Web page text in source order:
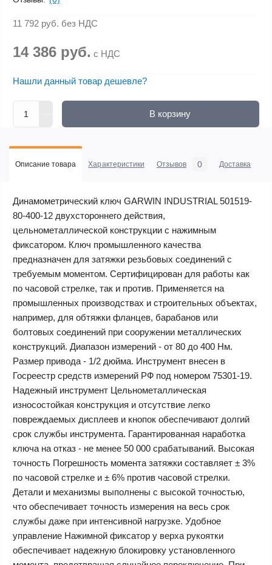
11 792 руб. без НДС
14 386 руб. с НДС
Нашли данный товар дешевле?
В корзину
Описание товара Характеристики Отзывов 0 Доставка
Динамометрический ключ GARWIN INDUSTRIAL 501519-
80-400-12 двухстороннего действия,
цельнометаллической конструкции с нажимным
фиксатором. Ключ промышленного качества
предназначен для затяжки резьбовых соединений с
требуемым моментом. Сертифицирован для работы как
по часовой стрелке, так и против. Применяется на
промышленных производствах и строительных объектах,
например, для обтяжки фланцев, барабанов или
болтовых соединений при сооружении металлических
конструкций. Диапазон измерений - от 80 до 400 Нм.
Размер привода - 1/2 дюйма. Инструмент внесен в
Госреестр средств измерений РФ под номером 75301-19.
Надежный инструмент Цельнометаллическая
износостойкая конструкция и отсутствие легко
повреждаемых дисплеев и кнопок обеспечивают долгий
срок службы инструмента. Гарантированная наработка
ключа на отказ - не менее 50 000 срабатываний. Высокая
точность Погрешность момента затяжки составляет ± 3%
по часовой стрелке и ± 6% против часовой стрелки.
Детали и механизмы выполнены с высокой точностью,
что обеспечивает точность измерения на весь срок
службы даже при интенсивной нагрузке. Удобное
управление Нажимной фиксатор у верха рукоятки
обеспечивает надежную блокировку установленного